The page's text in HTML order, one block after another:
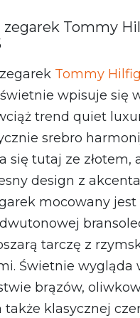
zegarek Tommy
Tommy
świetnie wpisuje się
trend quiet
srebro
się tutaj ze złotem,
design z
mocowany jest
tarczę z
Świetnie wygląda
brązów,
także klasycznej